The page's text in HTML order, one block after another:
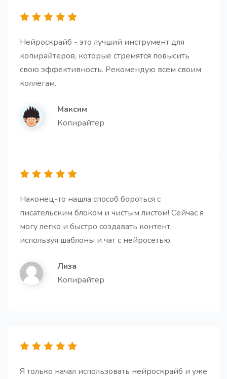
Нейроскрайб - это лучший инструмент для
копирайтеров, которые стремятся повысить
свою эффективность. Рекомендую всем своим
коллегам.
Максим
Копирайтер
Наконец-то нашла способ бороться с
писательским блоком и чистым листом! Сейчас я
могу легко и быстро создавать контент,
используя шаблоны и чат с нейросетью.
Лиза
Копирайтер
Я только начал использовать нейроскрайб и уже